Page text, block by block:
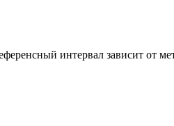
интервал зависит от